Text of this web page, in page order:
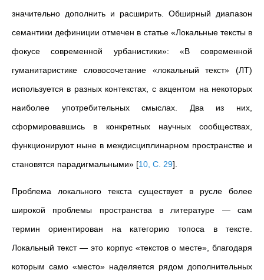
значительно дополнить и расширить. Обширный диапазон
семантики дефиниции отмечен в статье «Локальные тексты в
фокусе современной урбанистики»: «В современной
гуманитаристике словосочетание «локальный текст» (ЛТ)
используется в разных контекстах, с акцентом на некоторых
наиболее употребительных смыслах. Два из них,
сформировавшись в конкретных научных сообществах,
функционируют ныне в междисциплинарном пространстве и
становятся парадигмальными» [10, С. 29]
Проблема локального текста существует в русле более
широкой проблемы пространства в литературе — сам
термин ориентирован на категорию топоса в тексте.
Локальный текст — это корпус «текстов о месте», благодаря
которым само «место» наделяется рядом дополнительных